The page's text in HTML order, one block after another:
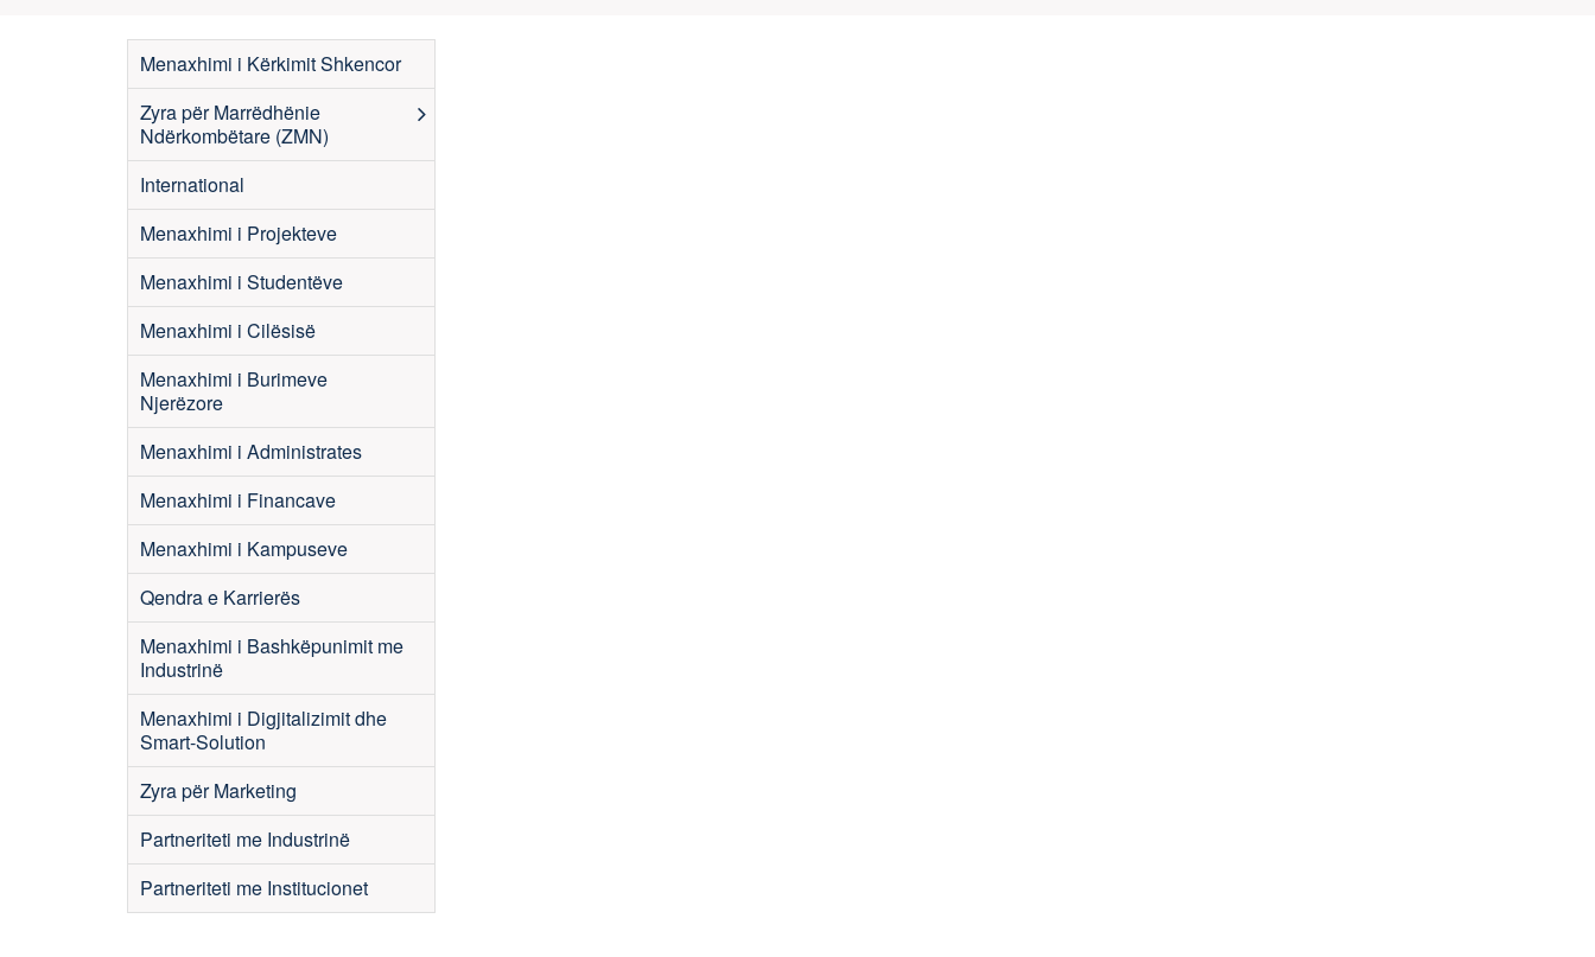
Menaxhimi i Kërkimit Shkencor
Zyra për Marrëdhënie
Ndërkombëtare (ZMN)
International
Menaxhimi i Projekteve
Menaxhimi i Studentëve
Menaxhimi i Cilësisë
Menaxhimi i Burimeve
Njerëzore
Menaxhimi i Administrates
Menaxhimi i Financave
Menaxhimi i Kampuseve
Qendra e Karrierës
Menaxhimi i Bashkëpunimit me
Industrinë
Menaxhimi i Digjitalizimit dhe
Smart-Solution
Zyra për Marketing
Partneriteti me Industrinë
Partneriteti me Institucionet